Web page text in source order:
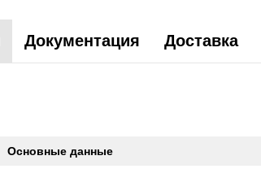
Документация Доставка
Основные данные